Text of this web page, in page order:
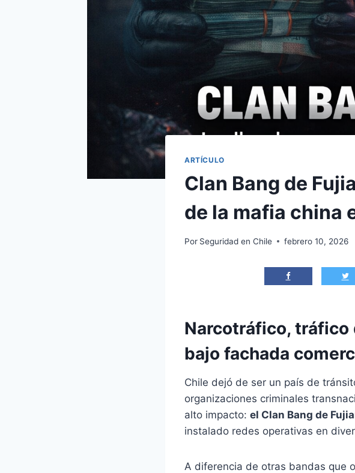
ARTÍCULO
Clan Bang de
de la mafia china
Por Seguridad en Chile febrero 10, 2026
Narcotráfico, tráfico
bajo fachada
Chile dejó de ser un país de
organizaciones criminales
alto impacto: el Clan Bang de
instalado redes operativas en
A diferencia de otras bandas que